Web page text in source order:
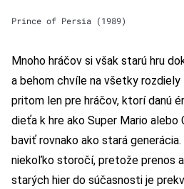
Prince of Persia (1989)
Mnoho hráčov si však starú hru
a behom chvíle na všetky
pritom len pre hráčov, ktorí danú
dieťa k hre ako Super Mario alebo
baviť rovnako ako stará
niekoľko storočí, pretože prenos
starých hier do súčasnosti je